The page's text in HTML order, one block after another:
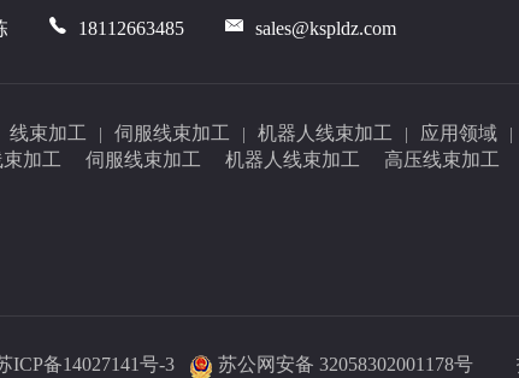
18112663485 sales@kspldz.com
线束加工 伺服线束加工 机器人线束加工 应用领域
加工 伺服线束加工 机器人线束加工 高压线束加工
ICP备14027141号-3 苏公网安备 32058302001178号 技